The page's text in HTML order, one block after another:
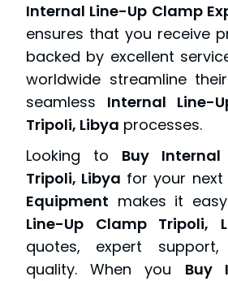
Internal Line-Up Clamp
ensures that you receive
backed by excellent
worldwide streamline
seamless Internal Line-
Tripoli, Libya processes.
Looking to Buy
Tripoli, Libya for your
Equipment makes it
Line-Up Clamp Tripoli,
quotes, expert
quality. When you Buy